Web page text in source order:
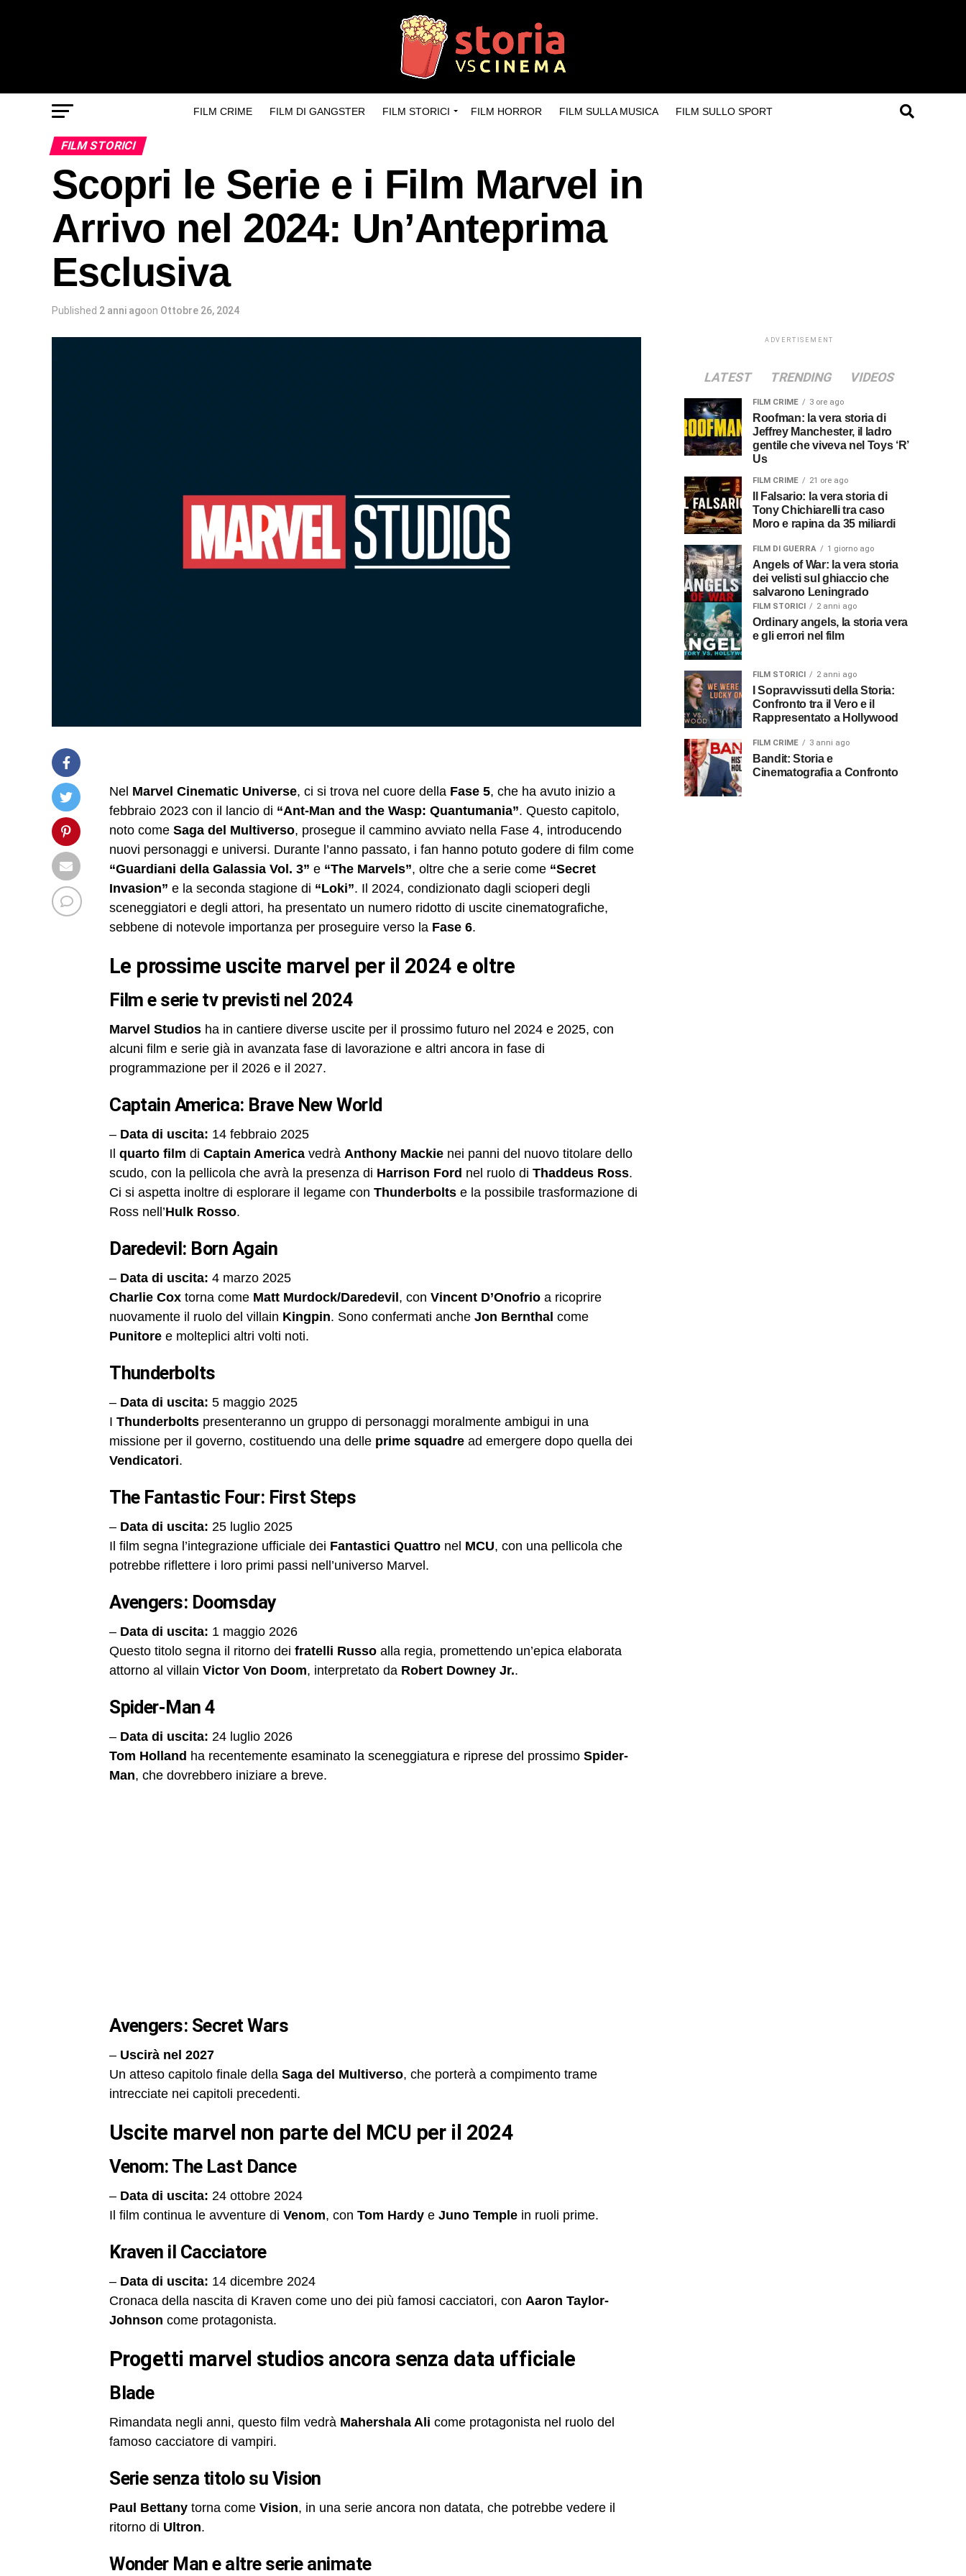
FILM CRIME FILM DI GANGSTER FILM STORICI FILM HORROR FILM SULLA MUSICA FILM SULLO SPORT
FILM STORICI
Scopri le Serie e i Film Marvel in
Arrivo nel 2024: Un’Anteprima
Esclusiva
Published 2 anni agoon Ottobre 26, 2024
Nel Marvel Cinematic Universe, ci si trova nel cuore della Fase 5, che ha avuto inizio a
febbraio 2023 con il lancio di “Ant-Man and the Wasp: Quantumania”. Questo capitolo,
noto come Saga del Multiverso, prosegue il cammino avviato nella Fase 4, introducendo
nuovi personaggi e universi. Durante l’anno passato, i fan hanno potuto godere di film come
“Guardiani della Galassia Vol. 3” e “The Marvels”, oltre che a serie come “Secret
Invasion” e la seconda stagione di “Loki”. Il 2024, condizionato dagli scioperi degli
sceneggiatori e degli attori, ha presentato un numero ridotto di uscite cinematografiche,
sebbene di notevole importanza per proseguire verso la Fase 6.
le prossime uscite marvel per il 2024 e oltre
film e serie tv previsti nel 2024
Marvel Studios ha in cantiere diverse uscite per il prossimo futuro nel 2024 e 2025, con
alcuni film e serie già in avanzata fase di lavorazione e altri ancora in fase di
programmazione per il 2026 e il 2027.
Captain America: Brave New World
– Data di uscita: 14 febbraio 2025
Il quarto film di Captain America vedrà Anthony Mackie nei panni del nuovo titolare dello
scudo, con la pellicola che avrà la presenza di Harrison Ford nel ruolo di Thaddeus Ross.
Ci si aspetta inoltre di esplorare il legame con Thunderbolts e la possibile trasformazione di
Ross nell’Hulk Rosso.
Daredevil: Born Again
– Data di uscita: 4 marzo 2025
Charlie Cox torna come Matt Murdock/Daredevil , con Vincent D’Onofrio a ricoprire
nuovamente il ruolo del villain Kingpin. Sono confermati anche Jon Bernthal come
Punitore e molteplici altri volti noti.
Thunderbolts
– Data di uscita: 5 maggio 2025
I Thunderbolts presenteranno un gruppo di personaggi moralmente ambigui in una
missione per il governo, costituendo una delle prime squadre ad emergere dopo quella dei
Vendicatori.
The Fantastic Four: First Steps
– Data di uscita: 25 luglio 2025
Il film segna l’integrazione ufficiale dei Fantastici Quattro nel MCU, con una pellicola che
potrebbe riflettere i loro primi passi nell’universo Marvel.
Avengers: Doomsday
– Data di uscita: 1 maggio 2026
Questo titolo segna il ritorno dei fratelli Russo alla regia, promettendo un’epica elaborata
attorno al villain Victor Von Doom, interpretato da Robert Downey Jr..
Spider-Man 4
– Data di uscita: 24 luglio 2026
Tom Holland ha recentemente esaminato la sceneggiatura e riprese del prossimo Spider-
Man, che dovrebbero iniziare a breve.
Avengers: Secret Wars
– Uscirà nel 2027
Un atteso capitolo finale della Saga del Multiverso, che porterà a compimento trame
intrecciate nei capitoli precedenti.
uscite marvel non parte del MCU per il 2024
Venom: The Last Dance
– Data di uscita: 24 ottobre 2024
Il film continua le avventure di Venom, con Tom Hardy e Juno Temple in ruoli prime.
Kraven il Cacciatore
– Data di uscita: 14 dicembre 2024
Cronaca della nascita di Kraven come uno dei più famosi cacciatori, con Aaron Taylor-
Johnson come protagonista.
progetti marvel studios ancora senza data ufficiale
Blade
Rimandata negli anni, questo film vedrà Mahershala Ali come protagonista nel ruolo del
famoso cacciatore di vampiri.
serie senza titolo su Vision
Paul Bettany torna come Vision, in una serie ancora non datata, che potrebbe vedere il
ritorno di Ultron.
Wonder Man e altre serie animate
ADVERTISEMENT
LATEST TRENDING VIDEOS
FILM CRIME 3 ore ago
Roofman: la vera storia di
Jeffrey Manchester, il ladro
gentile che viveva nel Toys ‘R’
Us
FILM CRIME 21 ore ago
Tony Chichiarelli tra caso
Moro e rapina da 35 miliardi
FILM DI GUERRA 1 giorno ago
Angels of War: la vera storia
dei velisti sul ghiaccio che
salvarono Leningrado
FILM STORICI 2 anni ago
Ordinary angels, la storia vera
e gli errori nel film
FILM STORICI 2 anni ago
Confronto tra il Vero e il
Rappresentato a Hollywood
FILM CRIME 3 anni ago
Bandit: Storia e
Cinematografia a Confronto